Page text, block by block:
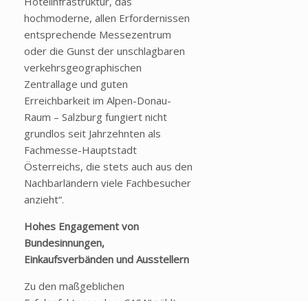
hochmoderne, allen Erfordernissen
entsprechende Messezentrum
oder die Gunst der unschlagbaren
verkehrsgeographischen
Zentrallage und guten
Erreichbarkeit im Alpen-Donau-
Raum – Salzburg fungiert nicht
grundlos seit Jahrzehnten als
Fachmesse-Hauptstadt
Österreichs, die stets auch aus den
Nachbarländern viele Fachbesucher
anzieht“.
Hohes Engagement von
Bundesinnungen,
Einkaufsverbänden und Ausstellern
Zu den maßgeblichen